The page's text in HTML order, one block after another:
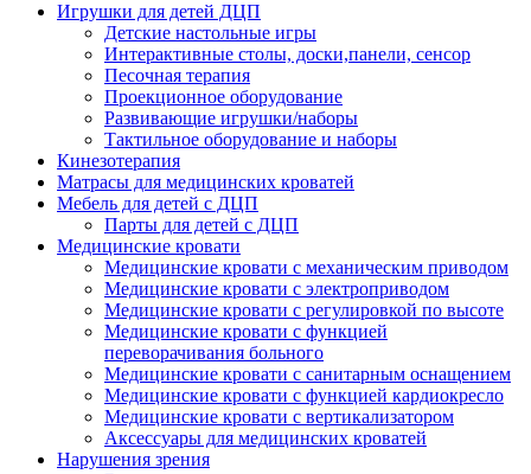
Игрушки для детей ДЦП
Детские настольные игры
Интерактивные столы, доски,панели, сенсор
Песочная терапия
Проекционное оборудование
Развивающие игрушки/наборы
Тактильное оборудование и наборы
Кинезотерапия
Матрасы для медицинских кроватей
Мебель для детей с ДЦП
Парты для детей с ДЦП
Медицинские кровати
Медицинские кровати с механическим приводом
Медицинские кровати с электроприводом
Медицинские кровати с регулировкой по высоте
Медицинские кровати с функцией
переворачивания больного
Медицинские кровати с санитарным оснащением
Медицинские кровати с функцией кардиокресло
Медицинские кровати с вертикализатором
Аксессуары для медицинских кроватей
Нарушения зрения